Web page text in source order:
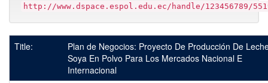
http://www.dspace.espol.edu.ec/handle/123456789/
Title:
Plan de Negocios: Proyecto De Producción De
Soya En Polvo Para Los Mercados Nacional E
Internacional